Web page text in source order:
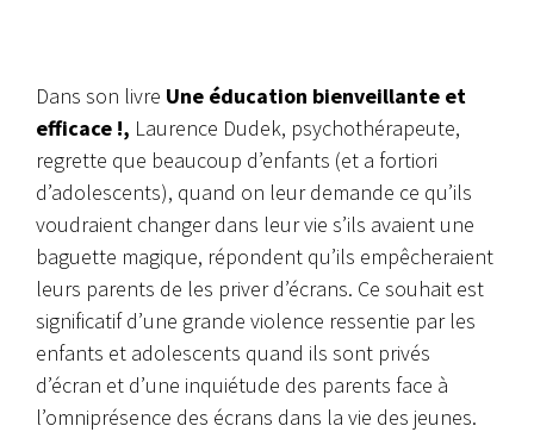
Dans son livre Une éducation bienveillante et
efficace !, Laurence Dudek, psychothérapeute,
regrette que beaucoup d’enfants (et a fortiori
d’adolescents), quand on leur demande ce qu’ils
voudraient changer dans leur vie s’ils avaient une
baguette magique, répondent qu’ils empêcheraient
leurs parents de les priver d’écrans. Ce souhait est
significatif d’une grande violence ressentie par les
enfants et adolescents quand ils sont privés
d’écran et d’une inquiétude des parents face à
l’omniprésence des écrans dans la vie des jeunes.